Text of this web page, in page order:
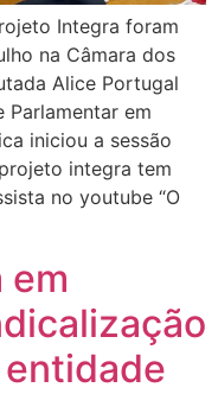
Integra foram
na Câmara dos
Alice Portugal
Parlamentar em
iniciou a sessão
integra tem
no youtube “O
em